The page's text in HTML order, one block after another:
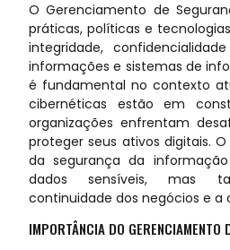
O Gerenciamento de
práticas, políticas e
integridade,
informações e sistemas de
é fundamental no contexto
cibernéticas estão em
organizações enfrentam
proteger seus ativos digitais.
da segurança da
dados sensíveis, mas
continuidade dos negócios e a
IMPORTÂNCIA DO GERENCIAMENTO